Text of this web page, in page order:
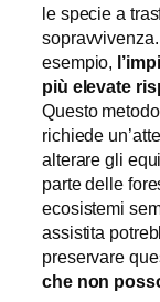
le specie a
esempio,
più elevate
Questo
richiede
alterare gli
parte delle
ecosistemi
assistita
preservare
che non